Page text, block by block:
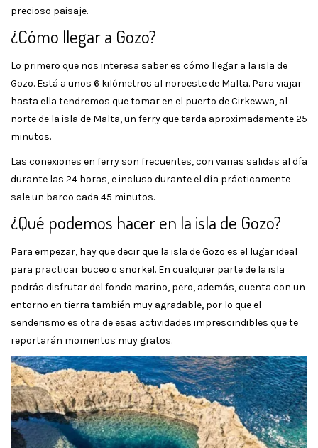
precioso paisaje.
¿Cómo llegar a Gozo?
Lo primero que nos interesa saber es cómo llegar a la isla de
Gozo. Está a unos 6 kilómetros al noroeste de Malta. Para viajar
hasta ella tendremos que tomar en el puerto de Cirkewwa, al
norte de la isla de Malta, un ferry que tarda aproximadamente 25
minutos.
Las conexiones en ferry son frecuentes, con varias salidas al día
durante las 24 horas, e incluso durante el día prácticamente
sale un barco cada 45 minutos.
¿Qué podemos hacer en la isla de Gozo?
Para empezar, hay que decir que la isla de Gozo es el lugar ideal
para practicar buceo o snorkel. En cualquier parte de la isla
podrás disfrutar del fondo marino, pero, además, cuenta con un
entorno en tierra también muy agradable, por lo que el
senderismo es otra de esas actividades imprescindibles que te
reportarán momentos muy gratos.